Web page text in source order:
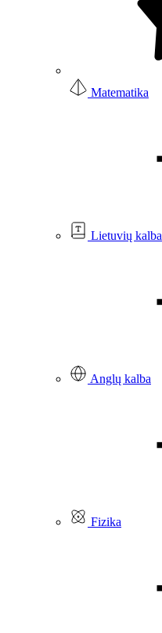
Matematika
Lietuvių kalba
Anglų kalba
Fizika